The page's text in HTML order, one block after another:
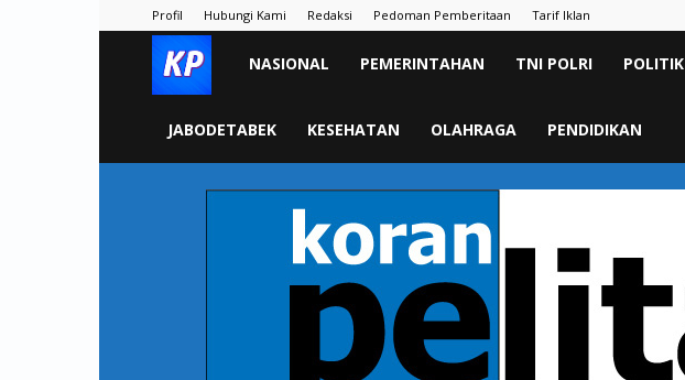
Profil Hubungi Kami Redaksi Pedoman Pemberitaan Tarif Iklan
KORAN
PELITA
NASIONAL PEMERINTAHAN TNI POLRI POLITIK
JABODETABEK KESEHATAN OLAHRAGA PENDIDIKAN